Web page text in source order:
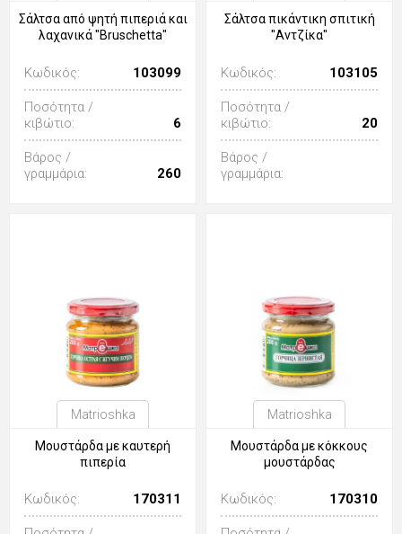
Σάλτσα από ψητή πιπεριά και
λαχανικά "Bruschetta"
Κωδικός: 103099
Ποσότητα /
κιβώτιο:
6
Βάρος /
γραμμάρια:
260
Σάλτσα πικάντικη σπιτική
"Αντζίκα"
Κωδικός: 103105
Ποσότητα /
κιβώτιο:
20
Βάρος /
γραμμάρια:
Matrioshka
Μουστάρδα με καυτερή
πιπερία
Κωδικός: 170311
Matrioshka
Μουστάρδα με κόκκους
μουστάρδας
Κωδικός: 170310